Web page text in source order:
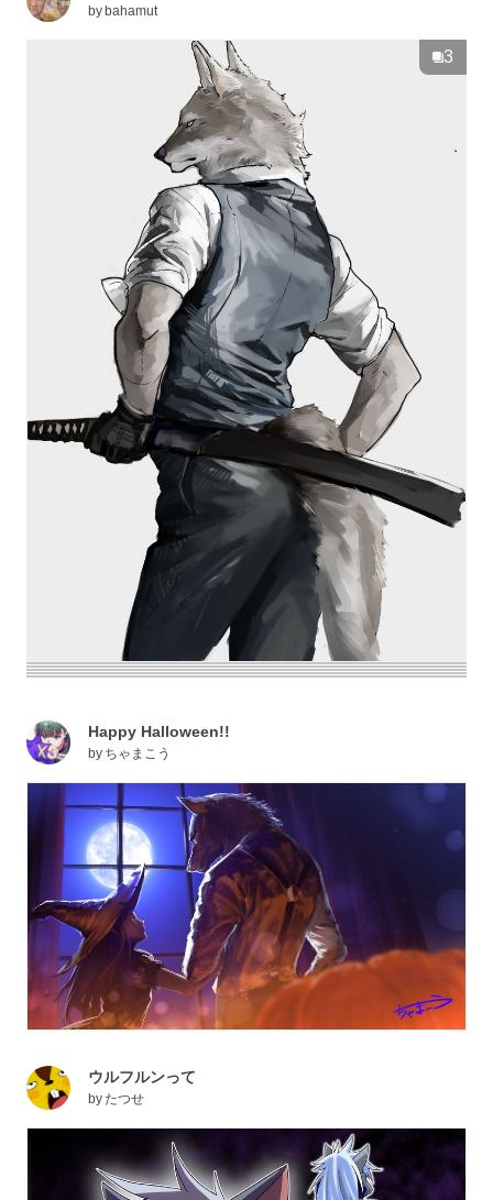
by bahamut
3
Happy Halloween!!
by ちゃまこう
ウルフルンって
byたつせ